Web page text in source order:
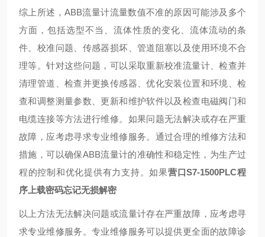
综上所述，ABB流量计流量数值不准的原因可能涉及多个
方面，包括选型不当、流体性质的变化、流体流动的条
件、校准问题、传感器损坏、管道阻塞以及使用环境不合
理等。针对这些问题，可以采取重新校准流量计、检查并
清理管道、检查并更换传感器、优化安装位置和环境、检
查和调整测量参数、更新和维护软件以及检查电磁阀门和
电缆连接等方法进行维修。如果问题无法解决或存在严重
故障，应考虑寻求专业维修服务。通过合理的维修方法和
措施，可以确保ABB流量计的准确性和稳定性，为生产过
程的控制和优化提供有力支持。如果营口S7-1500PLC程
序上载密码忘记无损解密
以上方法无法解决问题或流量计存在严重故障，应考虑寻
求专业维修服务。专业维修服务可以提供更全面的故障诊